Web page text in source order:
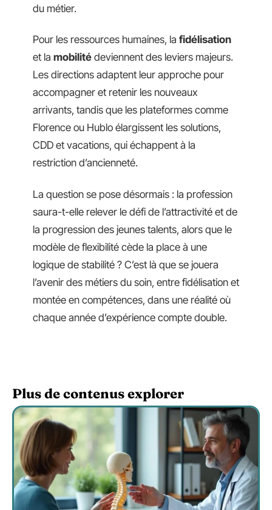
du métier.
Pour les ressources humaines, la fidélisation
et la mobilité deviennent des leviers majeurs.
Les directions adaptent leur approche pour
accompagner et retenir les nouveaux
arrivants, tandis que les plateformes comme
Florence ou Hublo élargissent les solutions,
CDD et vacations, qui échappent à la
restriction d’ancienneté.
La question se pose désormais : la profession
saura-t-elle relever le défi de l’attractivité et de
la progression des jeunes talents, alors que le
modèle de flexibilité cède la place à une
logique de stabilité ? C’est là que se jouera
l’avenir des métiers du soin, entre fidélisation et
montée en compétences, dans une réalité où
chaque année d’expérience compte double.
Plus de contenus explorer